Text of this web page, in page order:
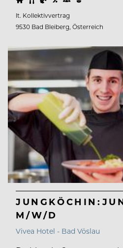
lt. Kollektivvertrag
9530 Bad Bleiberg, Österreich
M/W/D
Vivea Hotel - Bad Vöslau